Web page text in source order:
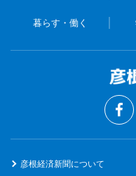
暮らす・働く
彦根経済新聞について